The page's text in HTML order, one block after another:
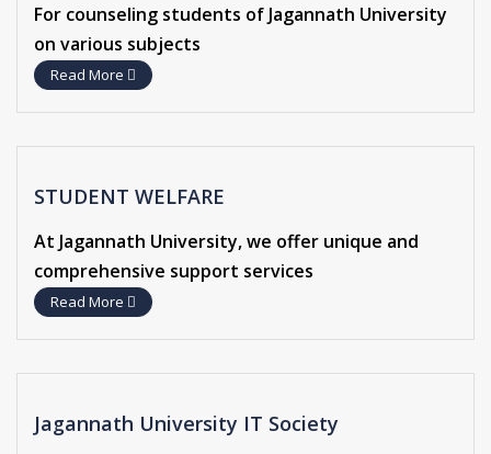
For counseling students of Jagannath University
on various subjects
Read More
STUDENT WELFARE
At Jagannath University, we offer unique and
comprehensive support services
Read More
Jagannath University IT Society